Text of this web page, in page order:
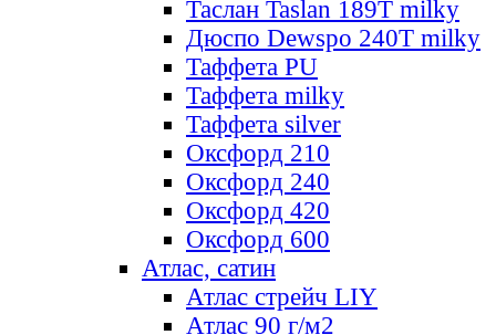
Таслан Taslan 189T milky
Дюспо Dewspo 240T milky
Таффета PU
Таффета milky
Таффета silver
Оксфорд 210
Оксфорд 240
Оксфорд 420
Оксфорд 600
Атлас, сатин
Атлас стрейч LIY
Атлас 90 г/м2